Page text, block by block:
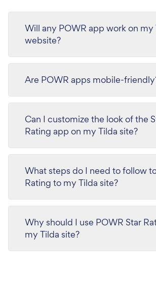
Will any POWR app work on my
website?
Are POWR apps mobile-
Can I customize the look of the
Rating app on my Tilda site?
What steps do I need to follow
Rating to my Tilda site?
Why should I use POWR Star
my Tilda site?